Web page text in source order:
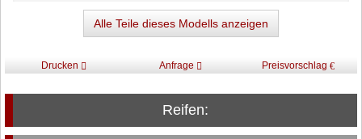
Alle Teile dieses Modells anzeigen
Drucken Anfrage Preisvorschlag
Reifen: